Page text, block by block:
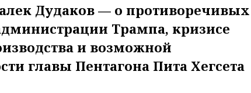
Дудаков — о противоречивых
Трампа, кризисе
и возможной
главы Пентагона Пита Хегсета